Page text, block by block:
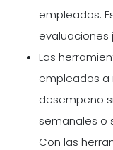
empleados.
evaluaciones
Las
empleados a
desempeno
semanales o
Con las